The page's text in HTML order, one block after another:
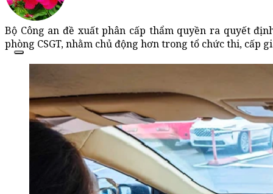
Bộ Công an đề xuất phân cấp thẩm quyền ra quyết
phòng CSGT, nhằm chủ động hơn trong tổ chức thi, cấp